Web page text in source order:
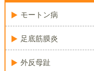
モートン病
足底筋膜炎
外反母趾